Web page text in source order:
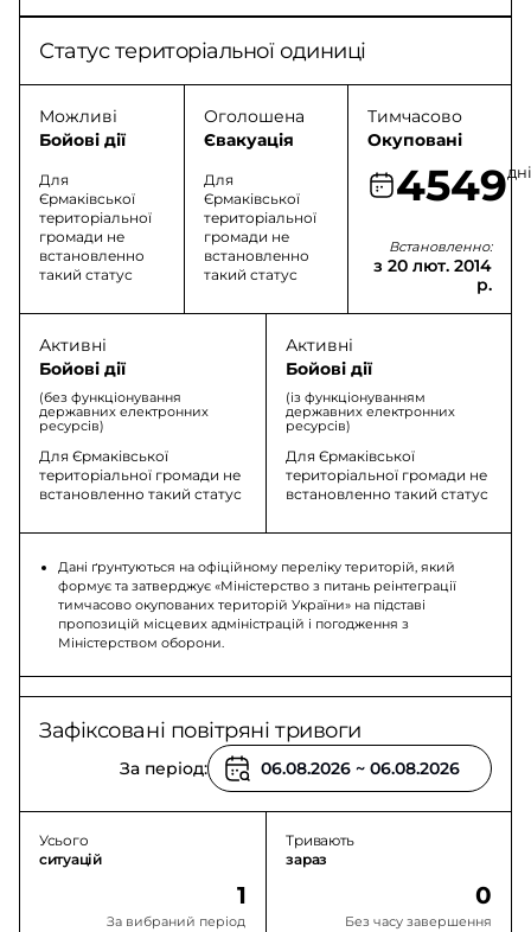
Статус територіальної одиниці
Можливі
Бойові дії
Для
Єрмаківської
територіальної
громади не
встановленно
такий статус
Оголошена
Євакуація
Для
Єрмаківської
територіальної
громади не
встановленно
такий статус
Тимчасово
Окуповані
4549
Встановленно:
з 20 лют. 2014
р.
Активні
Бойові дії
(без функціонування
державних електронних
ресурсів)
Для Єрмаківської
територіальної громади не
встановленно такий статус
Активні
Бойові дії
(із функціонуванням
державних електронних
ресурсів)
Для Єрмаківської
територіальної громади не
встановленно такий статус
Дані ґрунтуються на офіційному переліку територій, який
формує та затверджує «Міністерство з питань реінтеграції
тимчасово окупованих територій України» на підставі
пропозицій місцевих адміністрацій і погодження з
Міністерством оборони.
Зафіксовані повітряні тривоги
За період:
Усього
ситуацій
1
За вибраний період
Тривають
зараз
0
Без часу завершення